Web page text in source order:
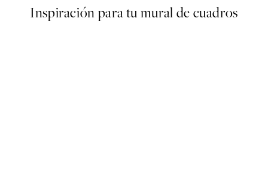
Inspiración para tu mural de cuadros